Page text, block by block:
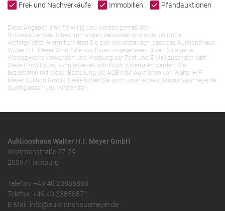
Frei- und Nachverkäufe
Immobilien Pfandauktionen
Diese Angaben sind freiwillig und werden gemäß den
Bundesdatenschutzbestimmungen behandelt und nicht an Dritte
weitergeleitet. Hiermit erklären Sie sich einverstanden, dass das Auktionshaus
Walter H.F. Meyer GmbH die von Ihnen angegebenen Daten für eigene
Werbezwecke verwenden und Werbung per Post und E-Mail zusenden darf.
Diese Einwilligung kann jederzeit schriftlich widerrufen werden. Sie
akzeptieren mit dieser Bestellung die AGB`s für Auktionen von Walter H.F.
Meyer Auktion GmbH. Diese haben Sie auch unter www.auktionshausmeyer.de
durchgelesen und verstanden.
Auktionshaus Walter H.F. Meyer GmbH
Woltmanstraße 27-29
20097 Hamburg
Telefon: +49 40 23856860
Telefax: +49 40 23856871
E-Mail: info@auktionshausmeyer.de